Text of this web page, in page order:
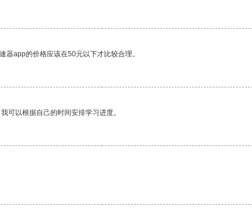
app的价格应该在50元以下才比较合理。
可以根据自己的时间安排学习进度。